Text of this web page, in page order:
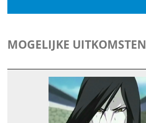
MOGELIJKE UITKOMSTEN